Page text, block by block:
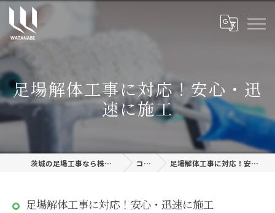
足場解体工事に対応！安心・迅
速に施工
茨城の足場工事なら株式会社渡邊建設 コラム 足場解体工事に対応！安心・迅速に施工
足場解体工事に対応！安心・迅速に施工